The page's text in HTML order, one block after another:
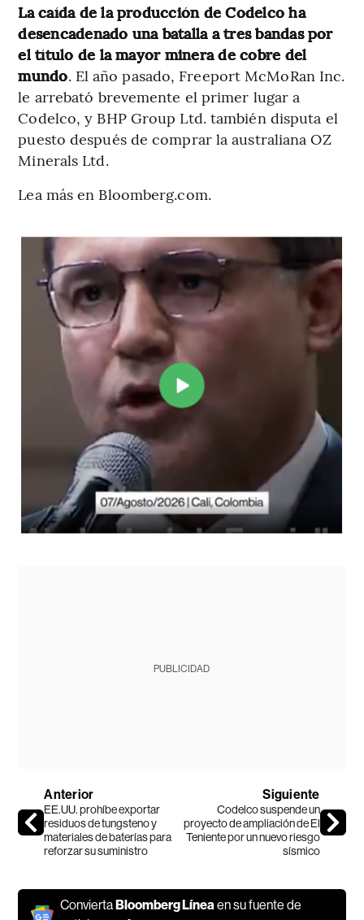
La caída de la producción de Codelco ha
desencadenado una batalla a tres bandas por
el título de la mayor minera de cobre del
mundo. El año pasado, Freeport McMoRan Inc.
le arrebató brevemente el primer lugar a
Codelco, y BHP Group Ltd. también disputa el
puesto después de comprar la australiana OZ
Minerals Ltd.
Lea más en Bloomberg.com.
PUBLICIDAD
Anterior
EE.UU. prohíbe exportar
residuos de tungsteno y
materiales de baterías para
reforzar su suministro
Siguiente
Codelco suspende un
proyecto de ampliación de El
Teniente por un nuevo riesgo
sísmico
ConviertaBloomberg Línea en su fuente de